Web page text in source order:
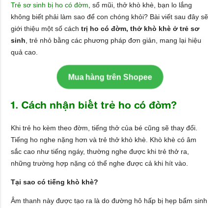
Trẻ sơ sinh bị ho có đờm , sổ mũi, thở khò khè, bạn lo lắng
không biết phải làm sao để con chóng khỏi? Bài viết sau đây sẽ
giới thiệu một số cáchtrị ho có đờm, thở khò khè ở trẻ sơ
sinh , trẻ nhỏ bằng các phương pháp đơn giản, mang lại hiệu
quả cao.
Mua hàng trên Shopee
1. Cách nhận biết trẻ ho có đờm?
Khi trẻ ho kèm theo đờm, tiếng thở của bé cũng sẽ thay đổi.
Tiếng ho nghe nặng hơn và trẻ thở khò khè. Khò khè có âm
sắc cao như tiếng ngáy, thường nghe được khi trẻ thở ra,
những trường hợp nặng có thể nghe được cả khi hít vào.
Tại sao có tiếng khò khè?
Âm thanh này được tạo ra là do đường hô hấp bị hẹp bẩm sinh